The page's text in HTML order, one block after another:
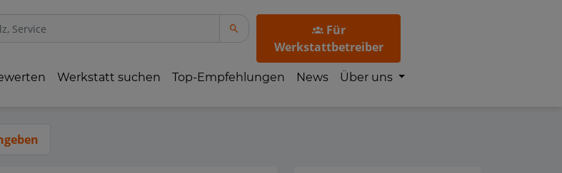
Für
Werkstattbetreiber
Werkstatt suchen Top-Empfehlungen News Über uns